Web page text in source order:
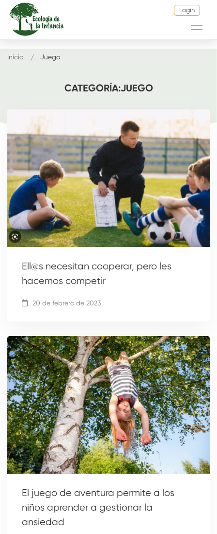
Login
CATEGORÍA:JUEGO
Inicio Juego
Ell@s necesitan cooperar, pero les
hacemos competir
20 de febrero de 2023
El juego de aventura permite a los
niños aprender a gestionar la
ansiedad